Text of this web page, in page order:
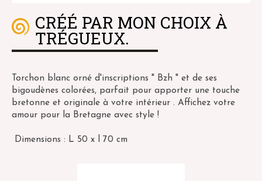
CRÉÉ PAR MON CHOIX À
TRÉGUEUX.
Torchon blanc orné d'inscriptions " Bzh " et de ses
bigoudènes colorées, parfait pour apporter une touche
bretonne et originale à votre intérieur . Affichez votre
amour pour la Bretagne avec style !
Dimensions : L 50 x l 70 cm